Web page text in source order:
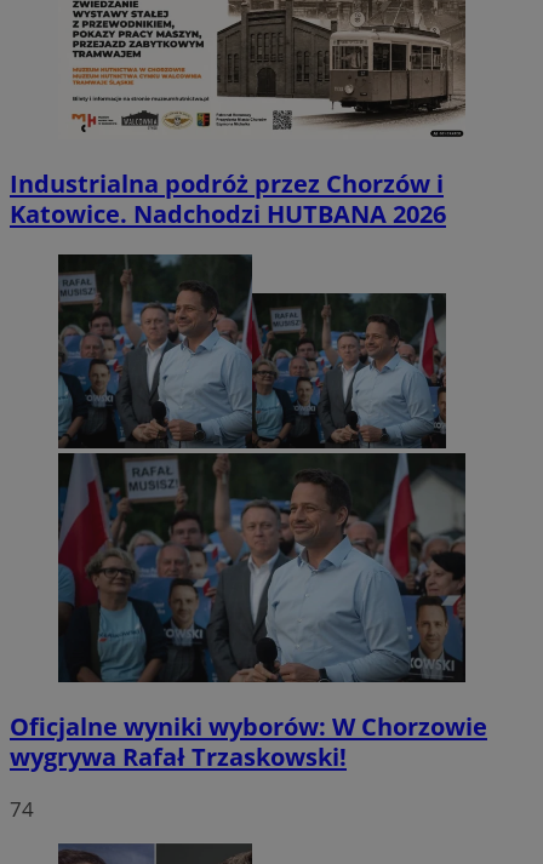
Industrialna podróż przez Chorzów i
Katowice. Nadchodzi HUTBANA 2026
Oficjalne wyniki wyborów: W Chorzowie
wygrywa Rafał Trzaskowski!
74